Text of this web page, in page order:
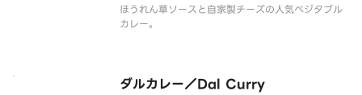
ほうれん草ソースと自家製チーズの人気ベジタブル
カレー。
ダルカレー／Dal Curry